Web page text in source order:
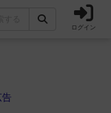
ログイン